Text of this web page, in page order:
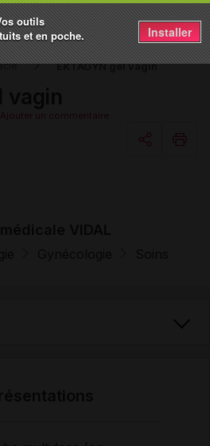
EKTAGYN gel vagin
Ajouter un commentaire
outils
et en poche.
Installer